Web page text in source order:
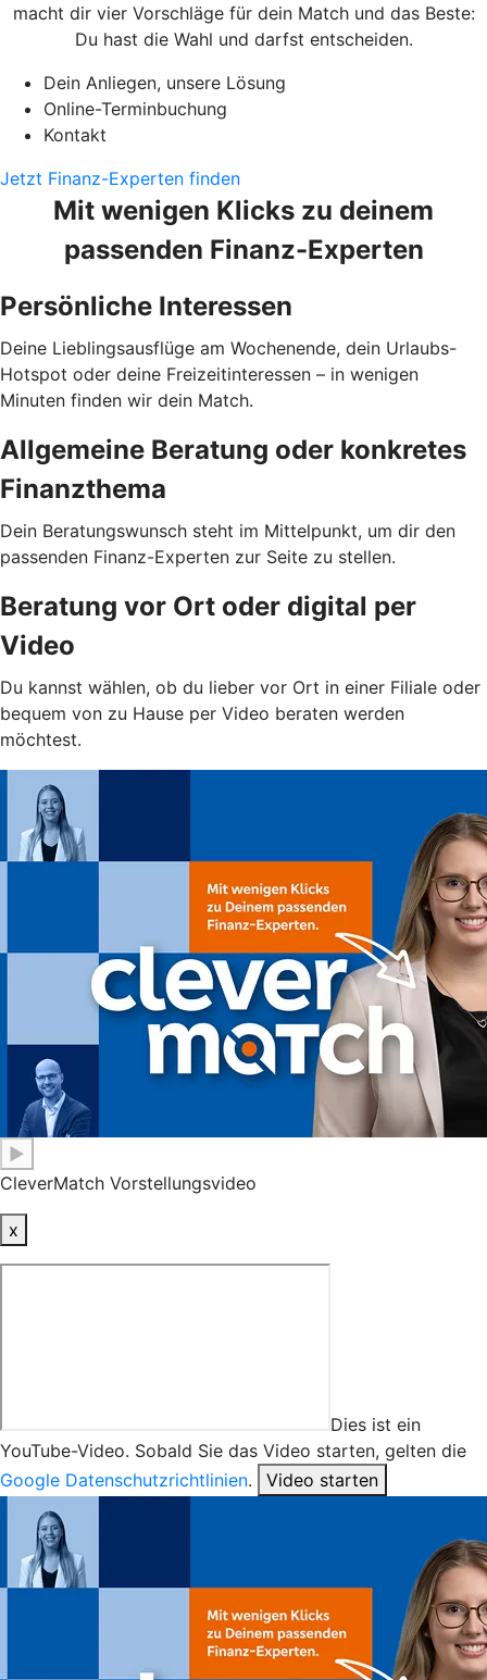
macht dir vier Vorschläge für dein Match und das Beste:
Du hast die Wahl und darfst entscheiden.
Dein Anliegen, unsere Lösung
Online-Terminbuchung
Kontakt
Jetzt Finanz-Experten finden
Mit wenigen Klicks zu deinem
passenden Finanz-Experten
Persönliche Interessen
Deine Lieblingsausflüge am Wochenende, dein Urlaubs-
Hotspot oder deine Freizeitinteressen – in wenigen
Minuten finden wir dein Match.
Allgemeine Beratung oder konkretes
Finanzthema
Dein Beratungswunsch steht im Mittelpunkt, um dir den
passenden Finanz-Experten zur Seite zu stellen.
Beratung vor Ort oder digital per
Video
Du kannst wählen, ob du lieber vor Ort in einer Filiale oder
bequem von zu Hause per Video beraten werden
möchtest.
▶
CleverMatch Vorstellungsvideo
x
Dies ist ein
YouTube-Video. Sobald Sie das Video starten, gelten die
Google Datenschutzrichtlinien. Video starten